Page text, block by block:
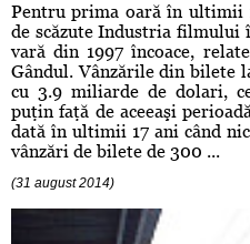
Pentru prima oară în ultimii
de scăzute Industria filmului
vară din 1997 încoace,
Gândul. Vânzările din bilete
cu 3.9 miliarde de dolari,
puţin faţă de aceeaşi
dată în ultimii 17 ani când
vânzări de bilete de 300 ...
(31 august 2014)